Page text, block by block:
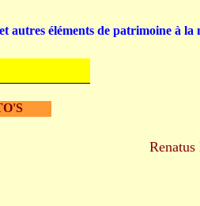
autres éléments de patrimoine à la